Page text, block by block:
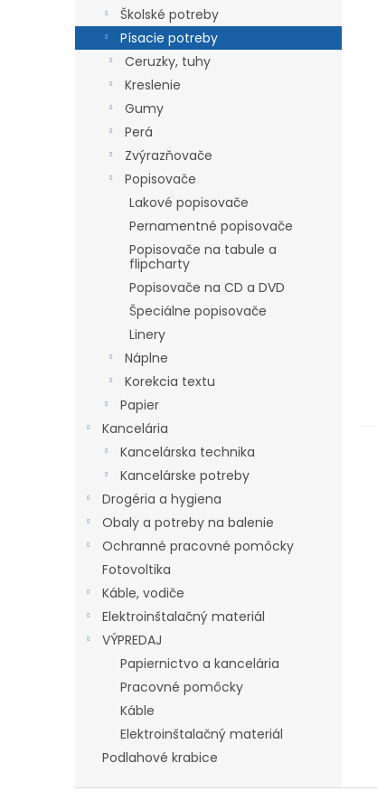
Školské potreby
Písacie potreby
Ceruzky, tuhy
Kreslenie
Gumy
Perá
Zvýrazňovače
Popisovače
Lakové popisovače
Pernamentné popisovače
Popisovače na tabule a
flipcharty
Popisovače na CD a DVD
Špeciálne popisovače
Linery
Náplne
Korekcia textu
Papier
Kancelária
Kancelárska technika
Kancelárske potreby
Drogéria a hygiena
Obaly a potreby na balenie
Ochranné pracovné pomôcky
Fotovoltika
Káble, vodiče
Elektroinštalačný materiál
VÝPREDAJ
Papiernictvo a kancelária
Pracovné pomôcky
Káble
Elektroinštalačný materiál
Podlahové krabice